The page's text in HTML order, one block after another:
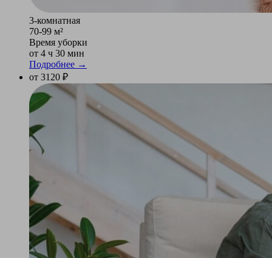
3-комнатная
70-99 м²
Время уборки
от 4 ч 30 мин
Подробнее →
от 3120 ₽